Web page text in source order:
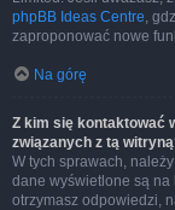
phpBB Ideas Centre,
zaproponować nowe
Na górę
Z kim się kontaktować
związanych z tą
W tych sprawach,
dane wyświetlone są na
otrzymasz odpowiedzi,